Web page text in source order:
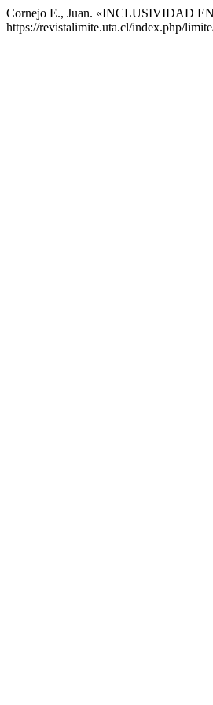
Cornejo E., Juan. «INCLUSIVIDAD
https://revistalimite.uta.cl/index.php/